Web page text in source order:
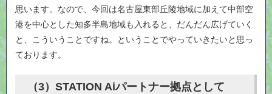
思います。なので、今回は名古屋東部丘陵地域に加えて中部空
港を中心とした知多半島地域も入れると、だんだん広げていく
と、こういうことですね。ということでやっていきたいと思っ
ております。
（3）STATION Aiパートナー拠点として